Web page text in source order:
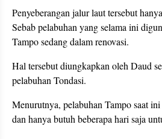
Penyeberangan jalur laut tersebut
Sebab pelabuhan yang selama ini
Tampo sedang dalam renovasi.
Hal tersebut diungkapkan oleh Daud
pelabuhan Tondasi.
Menurutnya, pelabuhan Tampo saat
dan hanya butuh beberapa hari saja